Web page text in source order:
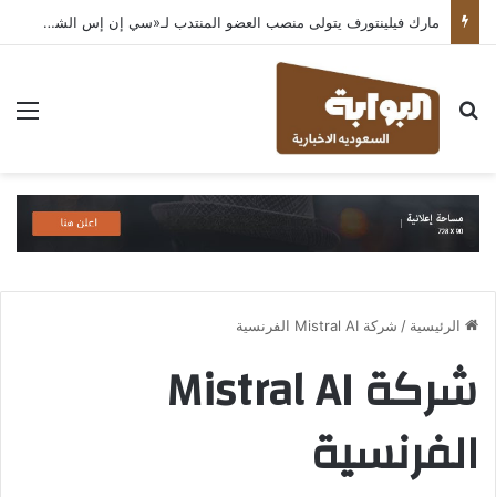
مارك فيلينتورف يتولى منصب العضو المنتدب لـ«سي إن إس الشرق الأوسط» ويشرف على شركات قطاع التكنولوجيا ضمن مجموعة غباش
بحث عن
الرئيسية / شركة Mistral AI الفرنسية
شركة Mistral AI
الفرنسية